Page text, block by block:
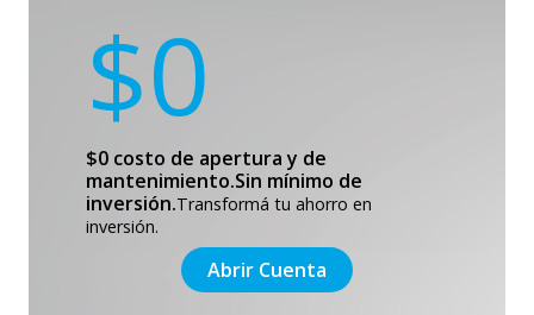
$0
$0 costo de apertura y de
mantenimiento.Sin mínimo de
inversión.Transformá tu ahorro en
inversión.
Abrir Cuenta